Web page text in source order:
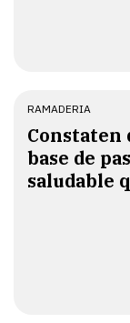
RAMADERIA
Constaten
base de
saludable